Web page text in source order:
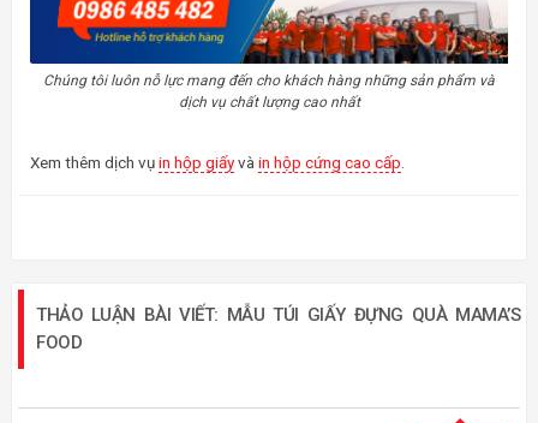
Chúng tôi luôn nỗ lực mang đến cho khách hàng những sản phẩm và
dịch vụ chất lượng cao nhất
Xem thêm dịch vụin hộp giấyvàin hộp cứng cao cấp.
THẢO LUẬN BÀI VIẾT: MẪU TÚI GIẤY ĐỰNG QUÀ MAMA’S
FOOD